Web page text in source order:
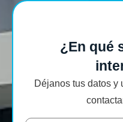
¿En qué
Déjanos tus datos y